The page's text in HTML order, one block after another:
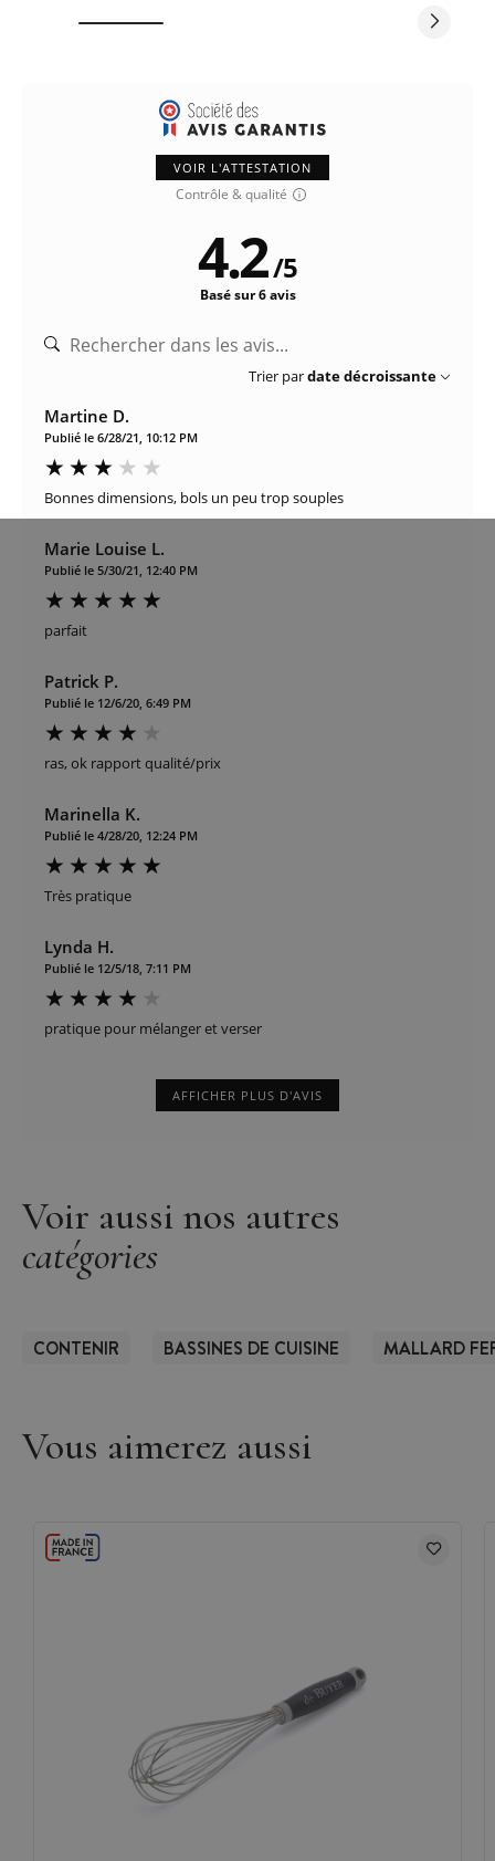
VOIR L'ATTESTATION
Contrôle & qualité
4.2/5
Basé sur 6 avis
Trier pardate décroissante
Martine D.
Publié le 6/28/21, 10:12 PM
Bonnes dimensions, bols un peu trop souples
Marie Louise L.
Publié le 5/30/21, 12:40 PM
parfait
Patrick P.
Publié le 12/6/20, 6:49 PM
ras, ok rapport qualité/prix
Marinella K.
Publié le 4/28/20, 12:24 PM
Très pratique
Lynda H.
Publié le 12/5/18, 7:11 PM
pratique pour mélanger et verser
AFFICHER PLUS D'AVIS
Voir aussi nos autres
catégories
CONTENIR BASSINES DE CUISINE MALLARD
Vous aimerez aussi